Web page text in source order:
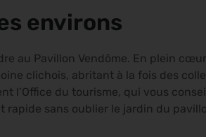
environs
au Pavillon Vendôme. En plein
clichois, abritant à la fois des
l’Office du tourisme, qui vous
sans oublier le jardin du